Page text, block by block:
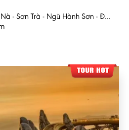
Trà - Ngũ Hành Sơn - Đèo Hải Vân - Hội An